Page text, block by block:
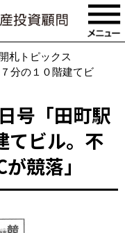
開札トピックス
分の１０階建てビ
号「田町駅
てビル。不
競落」